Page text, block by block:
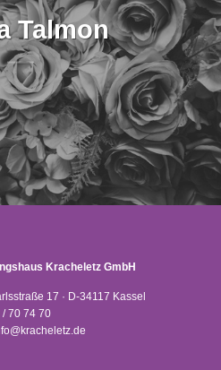
Talmon
Kracheletz GmbH
17 · D-34117 Kassel
/ 70 74 70